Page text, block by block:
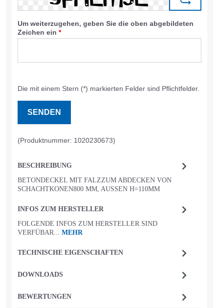
BESCHREIBUNG
BETONDECKEL MIT FALZZUM ABDECKEN VON
SCHACHTKONEN800 MM, AUSSEN H=110MM
INFOS ZUM HERSTELLER
FOLGENDE INFOS ZUM HERSTELLER SIND
VERFÜBAR... MEHR
TECHNISCHE EIGENSCHAFTEN
DOWNLOADS
BEWERTUNGEN
Um weiterzugehen, geben Sie die oben abgebildeten
Zeichen ein *
Die mit einem Stern (*) markierten Felder sind Pflichtfelder.
SENDEN
(Produktnummer: 1020230673)